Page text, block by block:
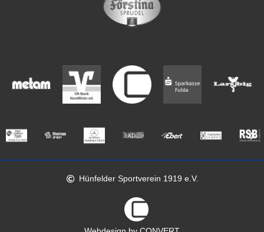
Hünfelder Sportverein 1919 e.V.